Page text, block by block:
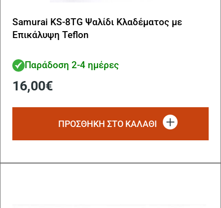
Samurai KS-8TG Ψαλίδι Κλαδέματος με
Επικάλυψη Teflon
Παράδοση 2-4 ημέρες
16,00€
ΠΡΟΣΘΗΚΗ ΣΤΟ ΚΑΛΑΘΙ